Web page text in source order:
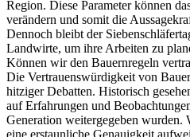
Region. Diese Parameter können
verändern und somit die
Dennoch bleibt der
Landwirte, um ihre Arbeiten zu
Können wir den Bauernregeln
Die Vertrauenswürdigkeit von
hitziger Debatten. Historisch
auf Erfahrungen und
Generation weitergegeben wurden.
eine erstaunliche Genauigkeit